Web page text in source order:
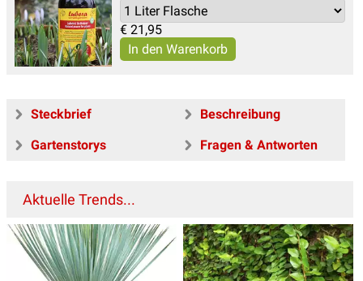
€ 21,95
Steckbrief
Beschreibung
Gartenstorys
Fragen & Antworten
Aktuelle Trends...